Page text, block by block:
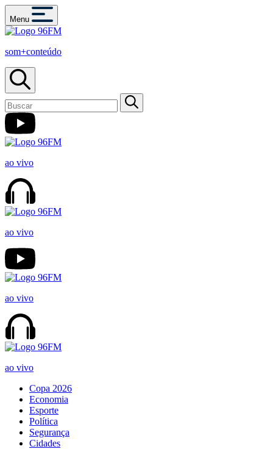
Menu
som+conteúdo
ao vivo
ao vivo
ao vivo
ao vivo
Copa 2026
Economia
Esporte
Política
Segurança
Cidades